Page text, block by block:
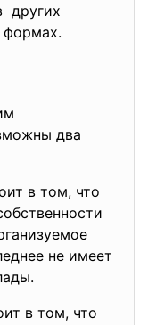
других
формах.
два
в том, что
не имеет
в том, что